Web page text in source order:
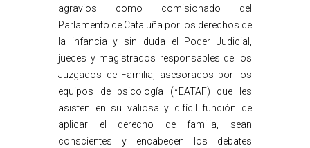
agravios como comisionado del
Parlamento de Cataluña por los derechos de
la infancia y sin duda el Poder Judicial,
jueces y magistrados responsables de los
Juzgados de Familia, asesorados por los
equipos de psicología (*EATAF) que les
asisten en su valiosa y difícil función de
aplicar el derecho de familia, sean
conscientes y encabecen los debates